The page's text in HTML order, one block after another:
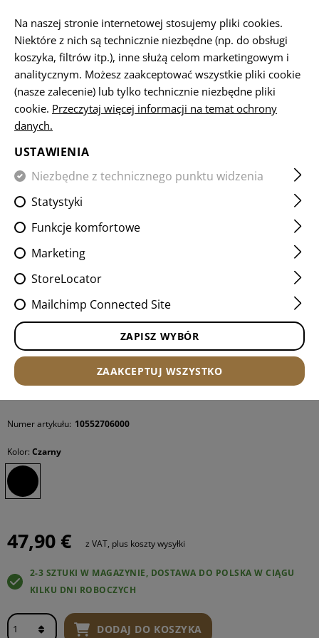
STRONA GŁÓWNA BROŃ PALNA I AKCESORIA
SG553 SOF COMPENSATOR
Numer artykułu: 10552706000
Kolor: Czarny
47,90 € z VAT, plus koszty wysyłki
2-3 SZTUKI W MAGAZYNIE, DOSTAWA DO POLSKA W CIĄGU
KILKU DNI ROBOCZYCH
DODAJ DO KOSZYKA
Na naszej stronie internetowej stosujemy pliki cookies.
Niektóre z nich są technicznie niezbędne (np. do obsługi
koszyka, filtrów itp.), inne służą celom marketingowym i
analitycznym. Możesz zaakceptować wszystkie pliki cookie
(nasze zalecenie) lub tylko technicznie niezbędne pliki
cookie. Przeczytaj więcej informacji na temat ochrony
danych.
USTAWIENIA
Niezbędne z technicznego punktu widzenia
Statystyki
Funkcje komfortowe
Marketing
StoreLocator
Mailchimp Connected Site
ZAPISZ WYBÓR
ZAAKCEPTUJ WSZYSTKO